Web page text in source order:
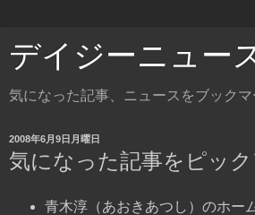
デイジーニュー
気になった記事、ニュースをブックマ
2008年6月9日月曜日
気になった記事をピッ
青木淳（あおきあつし）のホー